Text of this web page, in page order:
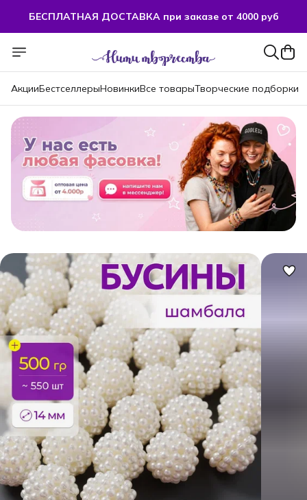
БЕСПЛАТНАЯ ДОСТАВКА при заказе от 4000 руб
БЕСПЛАТНАЯ ДОСТАВКА при заказе от 4000 руб
АкцииБестселлерыНовинкиВсе товарыТворческие подборки